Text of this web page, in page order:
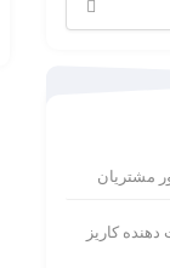
مشتریان
کاریز